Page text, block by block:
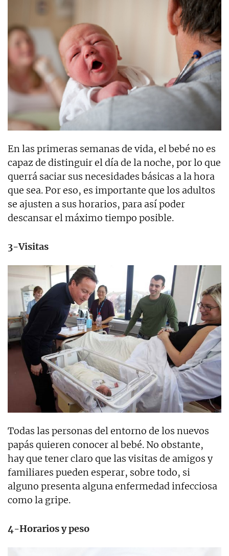
En las primeras semanas de vida, el bebé no es
capaz de distinguir el día de la noche, por lo que
querrá saciar sus necesidades básicas a la hora
que sea. Por eso, es importante que los adultos
se ajusten a sus horarios, para así poder
descansar el máximo tiempo posible.
3-Visitas
Todas las personas del entorno de los nuevos
papás quieren conocer al bebé. No obstante,
hay que tener claro que las visitas de amigos y
familiares pueden esperar, sobre todo, si
alguno presenta alguna enfermedad infecciosa
como la gripe.
4-Horarios y peso